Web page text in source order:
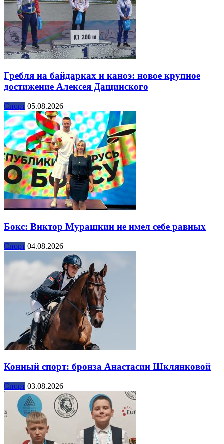
Гребля на байдарках и каноэ: новое крупное
достижение Алексея Дащинского
Спорт 05.08.2026
Бокс: Виктор Мурашкин не имел себе равных
Спорт 04.08.2026
Конный спорт: бронза Анастасии Шклянковой
Спорт 03.08.2026